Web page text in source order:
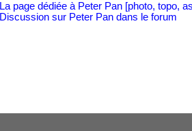
La page dédiée à Peter Pan [photo, topo,
Discussion sur Peter Pan dans le forum